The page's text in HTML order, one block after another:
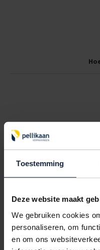
Toestemming
Deze website maakt
We gebruiken cookies
personaliseren, om
en om ons